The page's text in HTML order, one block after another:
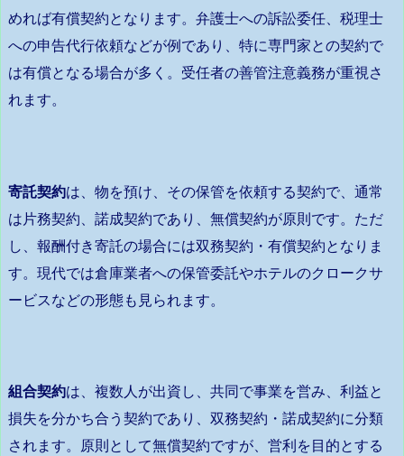
めれば有償契約となります。弁護士への訴訟委任、税理士
への申告代行依頼などが例であり、特に専門家との契約で
は有償となる場合が多く。受任者の善管注意義務が重視さ
れます。
寄託契約は、物を預け、その保管を依頼する契約で、通常
は片務契約、諾成契約であり、無償契約が原則です。ただ
し、報酬付き寄託の場合には双務契約・有償契約となりま
す。現代では倉庫業者への保管委託やホテルのクロークサ
ービスなどの形態も見られます。
組合契約は、複数人が出資し、共同で事業を営み、利益と
損失を分かち合う契約であり、双務契約・諾成契約に分類
されます。原則として無償契約ですが、営利を目的とする